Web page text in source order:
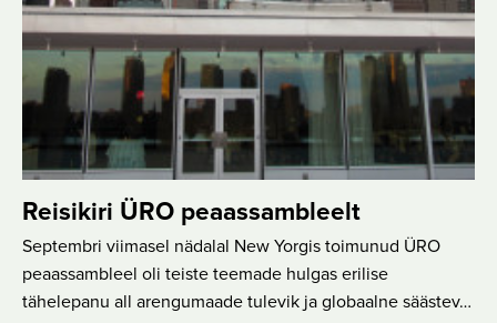
Reisikiri ÜRO peaassambleelt
Septembri viimasel nädalal New Yorgis toimunud ÜRO
peaassambleel oli teiste teemade hulgas erilise
tähelepanu all arengumaade tulevik ja globaalne säästev…